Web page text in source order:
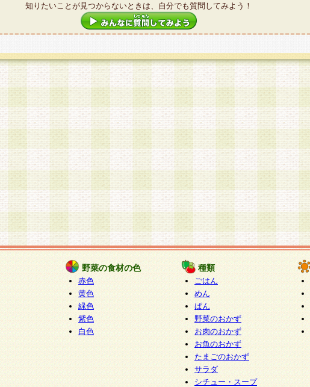
知りたいことが見つからないときは、自分でも質問してみよう！
野菜の食材の色
赤色
黄色
緑色
紫色
白色
種類
ごはん
めん
ぱん
野菜のおかず
お肉のおかず
お魚のおかず
たまごのおかず
サラダ
シチュー・スープ